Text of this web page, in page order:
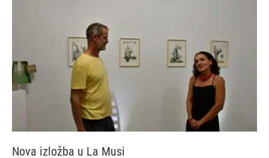
Nova izložba u La Musi